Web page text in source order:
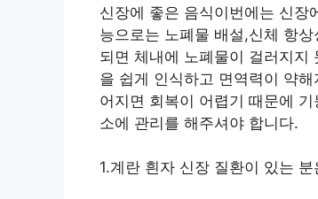
신장에 좋은 음식이번에는 신장
능으로는 노폐물 배설,신체 항
되면 체내에 노폐물이 걸러지지
을 쉽게 인식하고 면역력이 약
어지면 회복이 어렵기 때문에
소에 관리를 해주셔야 합니다.
1.계란 흰자 신장 질환이 있는